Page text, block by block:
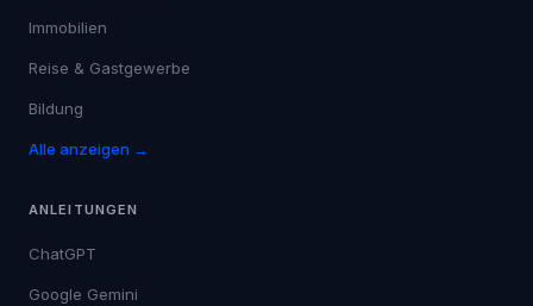
Immobilien
Reise & Gastgewerbe
Bildung
Alle anzeigen →
ANLEITUNGEN
ChatGPT
Google Gemini